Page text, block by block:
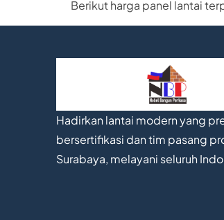
Berikut harga panel lantai
Hadirkan lantai modern yang
bersertifikasi dan tim pasang
Surabaya, melayani seluruh